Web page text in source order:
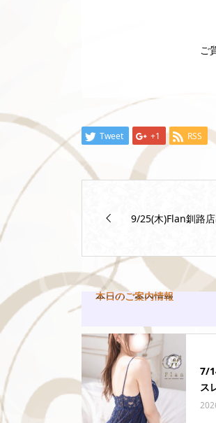
ご
Tweet +1 RSS
9/25(木)Flan釧路
本日のご案内情報
7/
ス